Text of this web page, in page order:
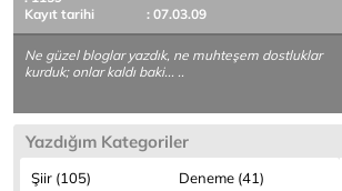
Kayıt tarihi
: 07.03.09
Ne güzel bloglar yazdık, ne muhteşem dostluklar
kurduk; onlar kaldı baki... ..
Yazdığım Kategoriler
Şiir (105)
Deneme (41)